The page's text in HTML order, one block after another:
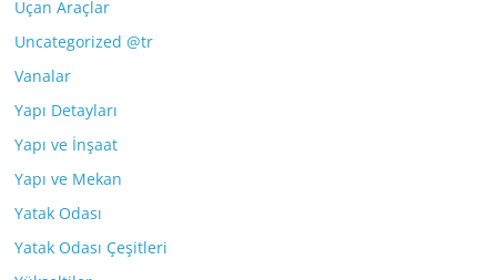
Uçan Araçlar
Uncategorized @tr
Vanalar
Yapı Detayları
Yapı ve İnşaat
Yapı ve Mekan
Yatak Odası
Yatak Odası Çeşitleri